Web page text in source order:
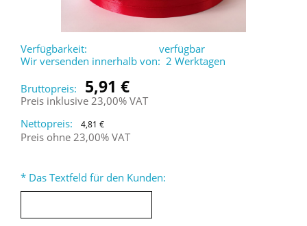
Verfügbarkeit:
verfügbar
Wir versenden innerhalb von: 2 Werktagen
Bruttopreis:
5,91 €
Preis inklusive 23,00% VAT
Nettopreis:
4,81 €
Preis ohne 23,00% VAT
* Das Textfeld für den Kunden: